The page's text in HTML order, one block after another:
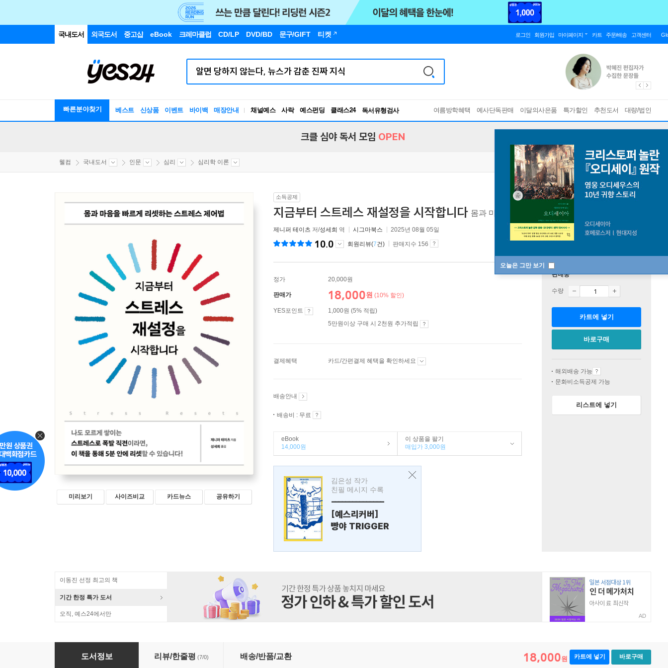
국내도서 외국도서 중고샵 eBook 크레마클럽 CD/LP DVD/BD 문구/GIFT 티켓 로그인 회원가입 마이페이지 카트 주문/배송 고객센터
빠른분야찾기 베스트 신상품 이벤트 바이백 매장안내 채널예스 사락 예스펀딩 클래스24
독서유형검사
RBTI Lab
여름방학혜택 예사단독판매 이달의사은품 특가할인 추천도서 대량/법인
오늘은 그만 보기
크클 심야 독서 모임 OPEN
웰컴 국내도서 인문 심리 심리학 이론
미리보기 사이즈비교 카드뉴스 공유하기
소득공제
지금부터 스트레스 재설정을 시작합니다 몸과 마음을 빠르게 리셋하는 스트레스 제어법
제니퍼 테이츠 저/성세희 역 시그마북스 2025년 08월 05일
10.0 회원리뷰(7건) 판매지수 156
정가 20,000원
판매가 18,000원 (10% 할인)
YES포인트
1,000원 (5% 적립)
5만원이상 구매 시 2천원 추가적립
결제혜택 카드/간편결제 혜택을 확인하세요
배송안내
배송비 : 무료
eBook
14,000원
이 상품을 팔기
매입가 3,000원
김은성 작가
친필 메시지 수록
---------------
[예스리커버]
빵야 TRIGGER
판매중
수량
카트에 넣기
바로구매
해외배송 가능
문화비소득공제 가능
리스트에 넣기
이동진 선정 최고의 책
기간 한정 특가 도서
오직, 예스24에서만 AD
지금부터 스트레스 재설정을 시작합니다
도서정보 리뷰/한줄평 (7/0) 배송/반품/교환 18,000원 카트에 넣기 바로구매